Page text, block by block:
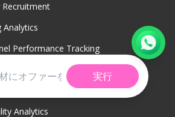
実行
Analytics
Performance Tracking
Rate Reporting
Analytics
Analytics